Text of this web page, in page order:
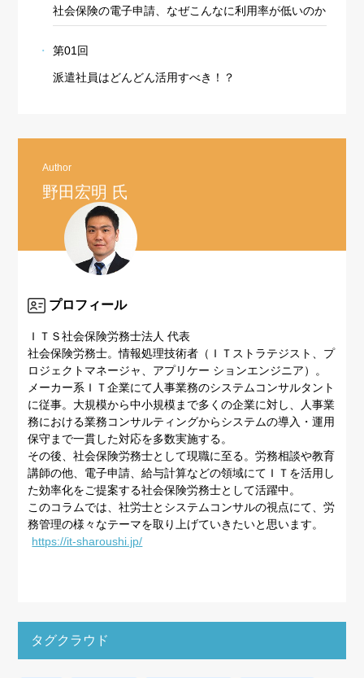
社会保険の電子申請、なぜこんなに利用率が低いのか
第01回
派遣社員はどんどん活用すべき！？
Author
野田宏明 氏
プロフィール
ＩＴＳ社会保険労務士法人 代表
社会保険労務士。情報処理技術者（ＩＴストラテジスト、プ
ロジェクトマネージャ、アプリケー ションエンジニア）。
メーカー系ＩＴ企業にて人事業務のシステムコンサルタント
に従事。大規模から中小規模まで多くの企業に対し、人事業
務における業務コンサルティングからシステムの導入・運用
保守まで一貫した対応を多数実施する。
その後、社会保険労務士として現職に至る。労務相談や教育
講師の他、電子申請、給与計算などの領域にてＩＴを活用し
た効率化をご提案する社会保険労務士として活躍中。
このコラムでは、社労士とシステムコンサルの視点にて、労
務管理の様々なテーマを取り上げていきたいと思います。
https://it-sharoushi.jp/
タグクラウド